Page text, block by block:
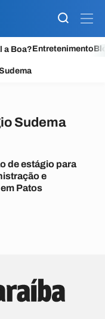
a Boa?Entretenimento
Sudema
de estágio para
e
Patos